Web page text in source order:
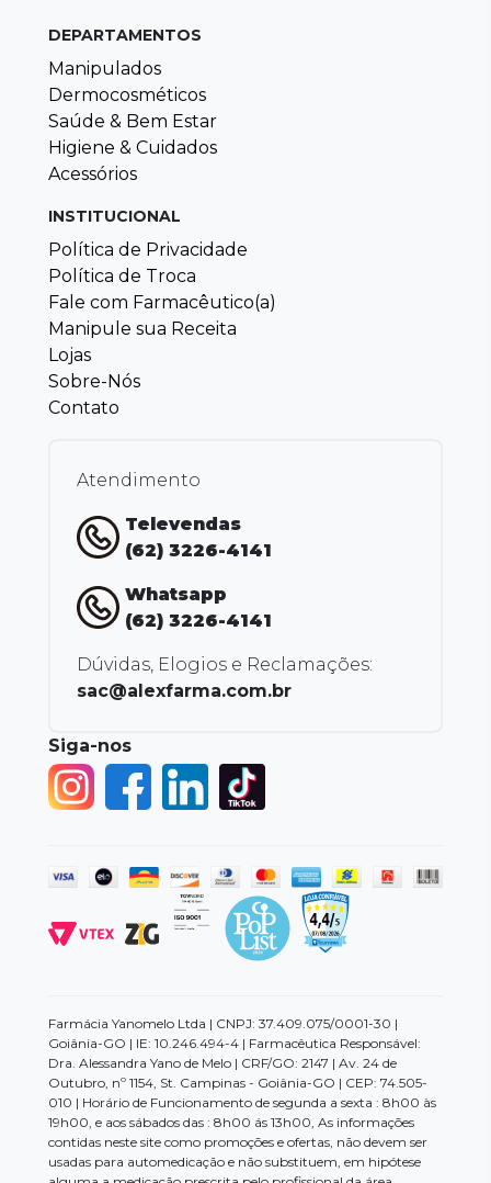
DEPARTAMENTOS
Manipulados
Dermocosméticos
Saúde & Bem Estar
Higiene & Cuidados
Acessórios
INSTITUCIONAL
Política de Privacidade
Política de Troca
Fale com Farmacêutico(a)
Manipule sua Receita
Lojas
Sobre-Nós
Contato
Atendimento
Televendas
(62) 3226-4141
Whatsapp
(62) 3226-4141
Dúvidas, Elogios e Reclamações:
sac@alexfarma.com.br
Siga-nos
Farmácia Yanomelo Ltda | CNPJ: 37.409.075/0001-30 |
Goiânia-GO | IE: 10.246.494-4 | Farmacêutica Responsável:
Dra. Alessandra Yano de Melo | CRF/GO: 2147 | Av. 24 de
Outubro, nº 1154, St. Campinas - Goiânia-GO | CEP: 74.505-
010 | Horário de Funcionamento de segunda a sexta : 8h00 às
19h00, e aos sábados das : 8h00 ás 13h00, As informações
contidas neste site como promoções e ofertas, não devem ser
usadas para automedicação e não substituem, em hipótese